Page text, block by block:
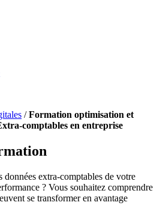
/Formation optimisation et
comptables en entreprise
données extra-comptables de votre
? Vous souhaitez comprendre
se transformer en avantage